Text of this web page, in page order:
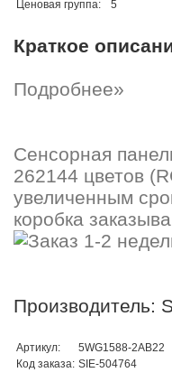
Ценовая группа: 5
Краткое
Подробнее»
Сенсорная
262144 цветов
увеличенным
коробка
Производитель:
Артикул:
5WG1588-2AB22
Код заказа: SIE-504764